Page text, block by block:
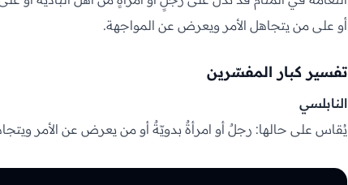
أو على من يتجاهل الأمر ويعرض عن المواجهة.
تفسير كبار المفسّرين
النابلسي
يُقاس على حالها: رجلٌ أو امرأةٌ بدويّةٌ أو من يعرض عن الأمر